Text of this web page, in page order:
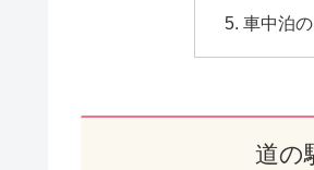
車中泊
道の